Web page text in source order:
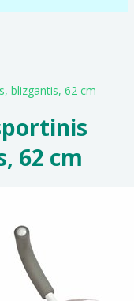
blizgantis, 62 cm
62 cm